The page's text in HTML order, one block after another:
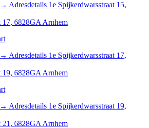
→ Adresdetails 1e Spijkerdwarsstraat 15,
17, 6828GA Arnhem
→ Adresdetails 1e Spijkerdwarsstraat 17,
19, 6828GA Arnhem
→ Adresdetails 1e Spijkerdwarsstraat 19,
21, 6828GA Arnhem